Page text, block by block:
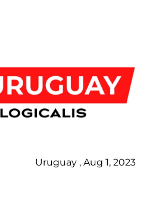
Uruguay , Aug 1, 2023